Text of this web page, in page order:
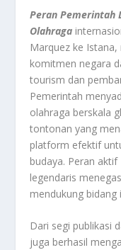
Peran Pemerintah
Olahraga
Marquez ke
komitmen negara
tourism dan
Pemerintah
olahraga berskala
tontonan yang
platform efektif
budaya. Peran
legendaris
mendukung bidang
Dari segi publikasi
juga berhasil